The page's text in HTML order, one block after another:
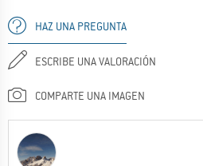
HAZ UNA PREGUNTA
ESCRIBE UNA VALORACIÓN
COMPARTE UNA IMAGEN